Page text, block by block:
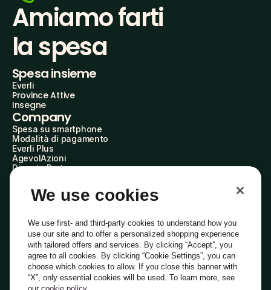
Amiamo farti
la spesa
Spesa insieme
Everli
Province Attive
Insegne
Company
Spesa su smartphone
Modalità di pagamento
Everli Plus
AgevolAzioni
Diventa Partner
Everli Shoppers
About Us
Everli News
Domande frequenti
Lavora con noi
Diventa Shopper
Investitori
PrivacyCookiePreferenze Cookie
Termini e CondizioniCodice Etico
We use cookies
We use first- and third-party cookies to understand how you
use our site and to offer a personalized shopping experience
with tailored offers and services. By clicking “Accept”, you
agree to all cookies. By clicking “Cookie Settings”, you can
choose which cookies to allow. If you close this banner with
“X”, only essential cookies will be used. To learn more, see